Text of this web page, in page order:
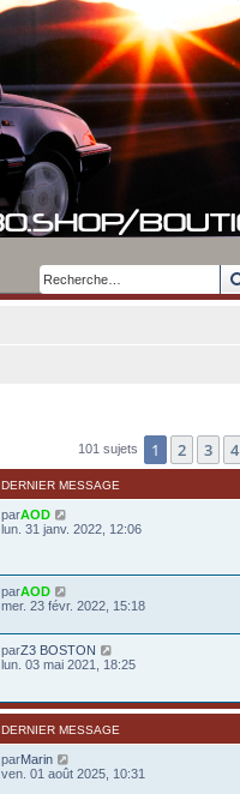
101 sujets 1 2 3 4
DERNIER MESSAGE
parAOD
lun. 31 janv. 2022, 12:06
parAOD
mer. 23 févr. 2022, 15:18
parZ3 BOSTON
lun. 03 mai 2021, 18:25
DERNIER MESSAGE
parMarin
ven. 01 août 2025, 10:31